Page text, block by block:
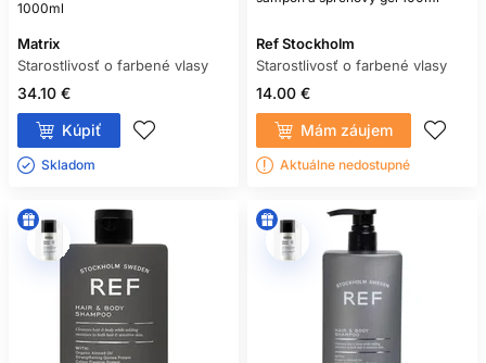
1000ml
Matrix
Starostlivosť o farbené vlasy
34.10 €
Kúpiť
Skladom ㅤ
Ref Stockholm
Starostlivosť o farbené vlasy
14.00 €
Mám záujem
Aktuálne nedostupné